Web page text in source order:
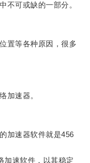
可或缺的一部分。
等各种原因，很多
速器。
速器软件就是456
速软件，以其稳定